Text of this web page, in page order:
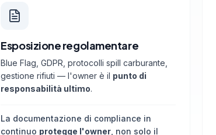
Esposizione regolamentare
Blue Flag, GDPR, protocolli spill carburante,
gestione rifiuti — l'owner è il punto di
responsabilità ultimo.
La documentazione di compliance in
continuo protegge l'owner , non solo il